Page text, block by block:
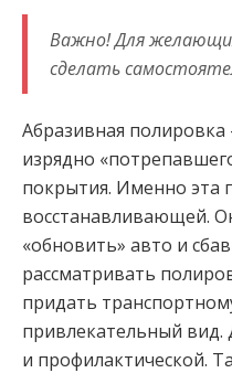
Важно! Для
сделать
Абразивная
изрядно
покрытия. Именно эта
восстанавливающей.
«обновить» авто и
рассматривать
придать
привлекательный вид.
и профилактической.